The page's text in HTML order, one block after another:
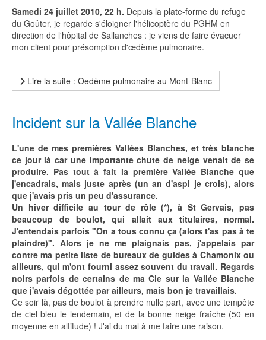
Samedi 24 juillet 2010, 22 h. Depuis la plate-forme du refuge
du Goûter, je regarde s'éloigner l'hélicoptère du PGHM en
direction de l'hôpital de Sallanches : je viens de faire évacuer
mon client pour présomption d'œdème pulmonaire.
Lire la suite : Oedème pulmonaire au Mont-Blanc
Incident sur la Vallée Blanche
L'une de mes premières Vallées Blanches, et très blanche
ce jour là car une importante chute de neige venait de se
produire. Pas tout à fait la première Vallée Blanche que
j'encadrais, mais juste après (un an d'aspi je crois), alors
que j'avais pris un peu d'assurance.
Un hiver difficile au tour de rôle (*), à St Gervais, pas
beaucoup de boulot, qui allait aux titulaires, normal.
J'entendais parfois "On a tous connu ça (alors t'as pas à te
plaindre)". Alors je ne me plaignais pas, j'appelais par
contre ma petite liste de bureaux de guides à Chamonix ou
ailleurs, qui m'ont fourni assez souvent du travail. Regards
noirs parfois de certains de ma Cie sur la Vallée Blanche
que j'avais dégottée par ailleurs, mais bon je travaillais.
Ce soir là, pas de boulot à prendre nulle part, avec une tempête
de ciel bleu le lendemain, et de la bonne neige fraîche (50 en
moyenne en altitude) ! J'ai du mal à me faire une raison.